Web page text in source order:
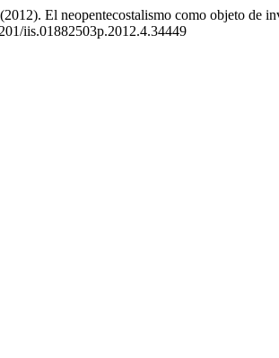
El neopentecostalismo como objeto de
iis.01882503p.2012.4.34449